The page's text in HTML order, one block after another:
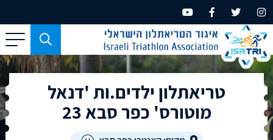
כפתור
משמש
עבור
מכשיריםטריאתלון ילדים.ות 'דנאל
מוטורס' כפר סבא 23